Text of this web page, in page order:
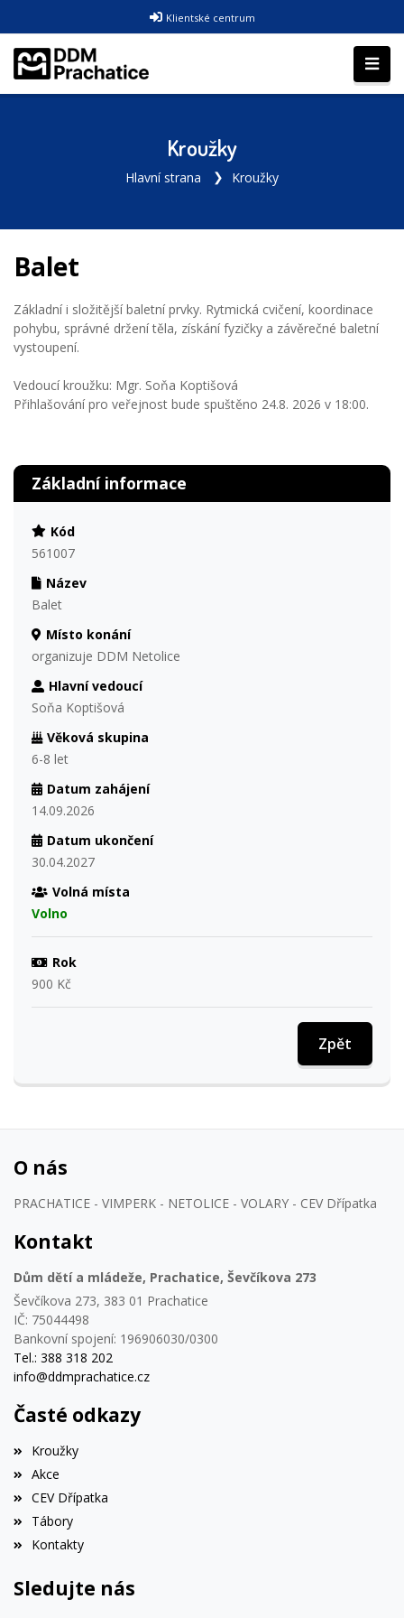
Klientské centrum
Kroužky
Hlavní strana Kroužky
Balet
Základní i složitější baletní prvky. Rytmická cvičení, koordinace
pohybu, správné držení těla, získání fyzičky a závěrečné baletní
vystoupení.
Vedoucí kroužku: Mgr. Soňa Koptišová
Přihlašování pro veřejnost bude spuštěno 24.8. 2026 v 18:00.
Základní informace
Kód
561007
Název
Balet
Místo konání
organizuje DDM Netolice
Hlavní vedoucí
Soňa Koptišová
Věková skupina
6-8 let
Datum zahájení
14.09.2026
Datum ukončení
30.04.2027
Volná místa
Volno
Rok
900 Kč
Zpět
O nás
PRACHATICE - VIMPERK - NETOLICE - VOLARY - CEV Dřípatka
Kontakt
Dům dětí a mládeže, Prachatice, Ševčíkova 273
Ševčíkova 273, 383 01 Prachatice
IČ: 75044498
Bankovní spojení: 196906030/0300
Tel.: 388 318 202
info@ddmprachatice.cz
Časté odkazy
Kroužky
Akce
CEV Dřípatka
Tábory
Kontakty
Sledujte nás